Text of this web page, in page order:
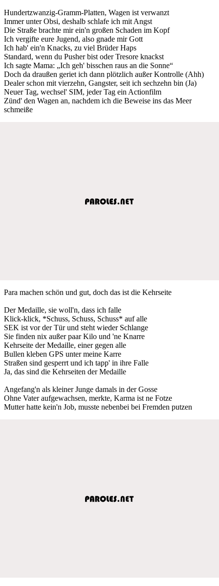
Hundertzwanzig-Gramm-Platten, Wagen ist verwanzt
Immer unter Obsi, deshalb schlafe ich mit Angst
Die Straße brachte mir ein'n großen Schaden im Kopf
Ich vergifte eure Jugend, also gnade mir Gott
Ich hab' ein'n Knacks, zu viel Brüder Haps
Standard, wenn du Pusher bist oder Tresore knackst
Ich sagte Mama: „Ich geh' bisschen raus an die Sonne“
Doch da draußen geriet ich dann plötzlich außer Kontrolle (Ahh)
Dealer schon mit vierzehn, Gangster, seit ich sechzehn bin (Ja)
Neuer Tag, wechsel' SIM, jeder Tag ein Actionfilm
Zünd' den Wagen an, nachdem ich die Beweise ins das Meer
schmeiße
Para machen schön und gut, doch das ist die Kehrseite
Der Medaille, sie woll'n, dass ich falle
Klick-klick, *Schuss, Schuss, Schuss* auf alle
SEK ist vor der Tür und steht wieder Schlange
Sie finden nix außer paar Kilo und 'ne Knarre
Kehrseite der Medaille, einer gegen alle
Bullen kleben GPS unter meine Karre
Straßen sind gesperrt und ich tapp' in ihre Falle
Ja, das sind die Kehrseiten der Medaille
Angefang'n als kleiner Junge damals in der Gosse
Ohne Vater aufgewachsen, merkte, Karma ist ne Fotze
Mutter hatte kein'n Job, musste nebenbei bei Fremden putzen